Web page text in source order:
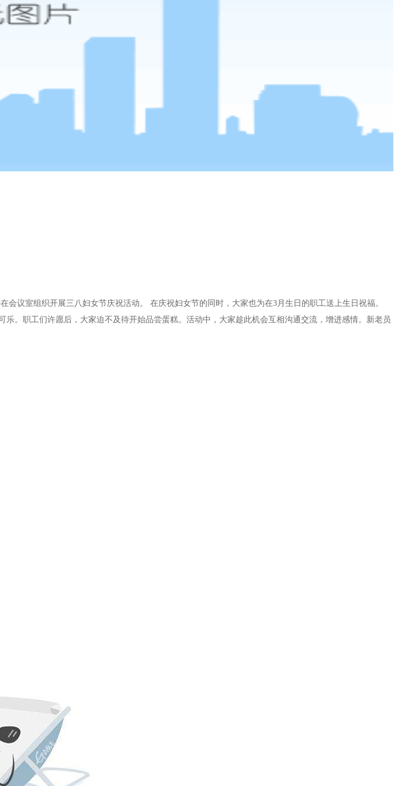
会议室组织开展三八妇女节庆祝活动。 在庆祝妇女节的同时，大家也为在3月生日的职工送上生日祝福。
。职工们许愿后，大家迫不及待开始品尝蛋糕。活动中，大家趁此机会互相沟通交流，增进感情。新老员